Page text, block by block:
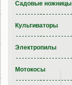
Садовые ножницы
Культиваторы
Электропилы
Мотокосы